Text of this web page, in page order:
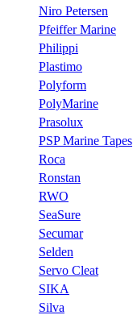
Niro Petersen
Pfeiffer Marine
Philippi
Plastimo
Polyform
PolyMarine
Prasolux
PSP Marine Tapes
Roca
Ronstan
RWO
SeaSure
Secumar
Selden
Servo Cleat
SIKA
Silva